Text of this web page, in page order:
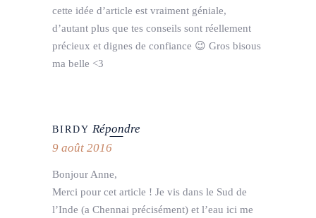
cette idée d’article est vraiment géniale,
d’autant plus que tes conseils sont réellement
précieux et dignes de confiance 😉 Gros bisous
ma belle <3
BIRDY Répondre
9 août 2016
Bonjour Anne,
Merci pour cet article ! Je vis dans le Sud de
l’Inde (a Chennai précisément) et l’eau ici me